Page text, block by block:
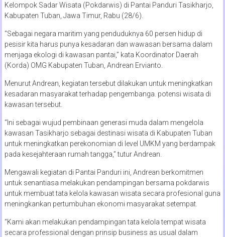
Kelompok Sadar Wisata (Pokdarwis) di Pantai Panduri Tasikharjo,
Kabupaten Tuban, Jawa Timur, Rabu (28/6).
“Sebagai negara maritim yang penduduknya 60 persen hidup di
pesisir kita harus punya kesadaran dan wawasan bersama dalam
menjaga ekologi di kawasan pantai,” kata Koordinator Daerah
(Korda) OMG Kabupaten Tuban, Andrean Ervianto.
Menurut Andrean, kegiatan tersebut dilakukan untuk meningkatkan
kesadaran masyarakat terhadap pengembanga. potensi wisata di
kawasan tersebut.
“Ini sebagai wujud pembinaan generasi muda dalam mengelola
kawasan Tasikharjo sebagai destinasi wisata di Kabupaten Tuban
untuk meningkatkan perekonomian di level UMKM yang berdampak
pada kesejahteraan rumah tangga,” tutur Andrean.
Mengawali kegiatan di Pantai Panduri ini, Andrean berkomitmen
untuk senantiasa melakukan pendampingan bersama pokdarwis
untuk membuat tata kelola kawasan wisata secara profesional guna
meningkankan pertumbuhan ekonomi masyarakat setempat.
“Kami akan melakukan pendampingan tata kelola tempat wisata
secara professional dengan prinsip business as usual dalam